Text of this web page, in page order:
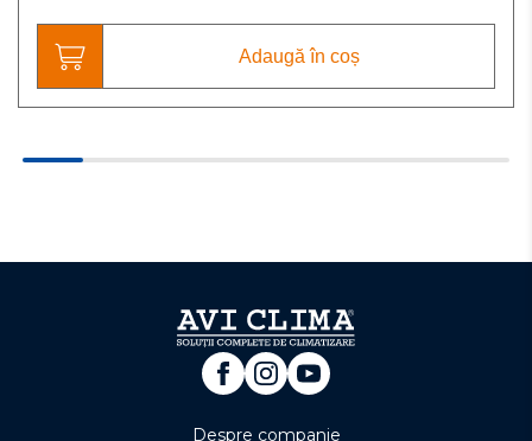
Adaugă în coș
Despre companie